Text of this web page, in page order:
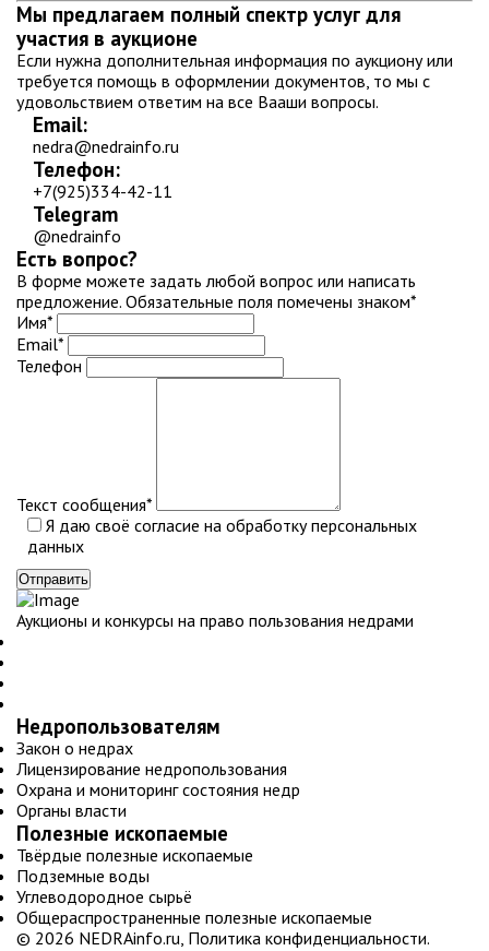
Мы предлагаем полный спектр услуг для
участия в аукционе
Если нужна дополнительная информация по аукциону или
требуется помощь в оформлении документов, то мы с
удовольствием ответим на все Вааши вопросы.
Email:
nedra@nedrainfo.ru
Телефон:
+7(925)334-42-11
Telegram
@nedrainfo
Есть вопрос?
В форме можете задать любой вопрос или написать
предложение. Обязательные поля помечены знаком*
Имя*
Email*
Телефон
Текст сообщения*
Я даю своё согласие на обработкуперсональных
данных
Отправить
Аукционы и конкурсы на право пользования недрами
Недропользователям
Закон о недрах
Лицензирование недропользования
Охрана и мониторинг состояния недр
Органы власти
Полезные ископаемые
Твёрдые полезные ископаемые
Подземные воды
Углеводородное сырьё
Общераспространенные полезные ископаемые
© 2026 NEDRAinfo.ru, Политика конфиденциальности.